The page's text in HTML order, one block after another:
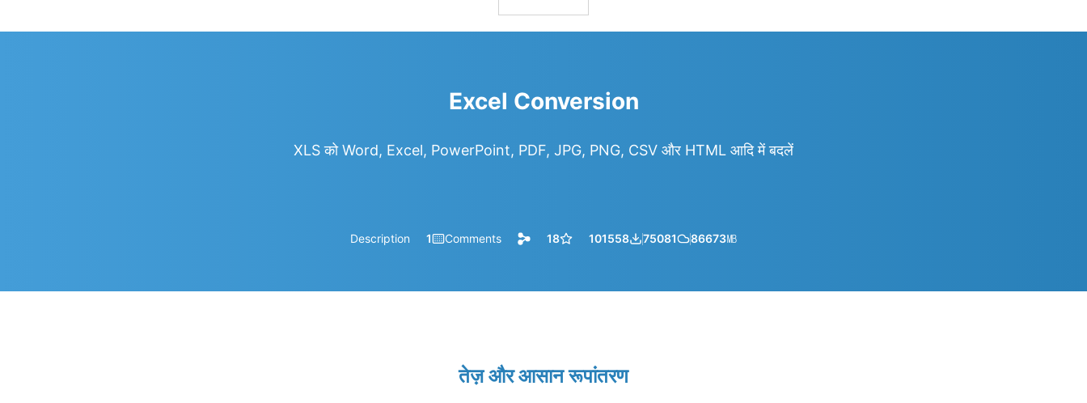
Excel Conversion
XLS को Word, Excel, PowerPoint, PDF, JPG, PNG, CSV और HTML आदि में बदलें
Description 1 Comments 18 101558 75081 86673㎆︎
तेज़ और आसान रूपांतरण